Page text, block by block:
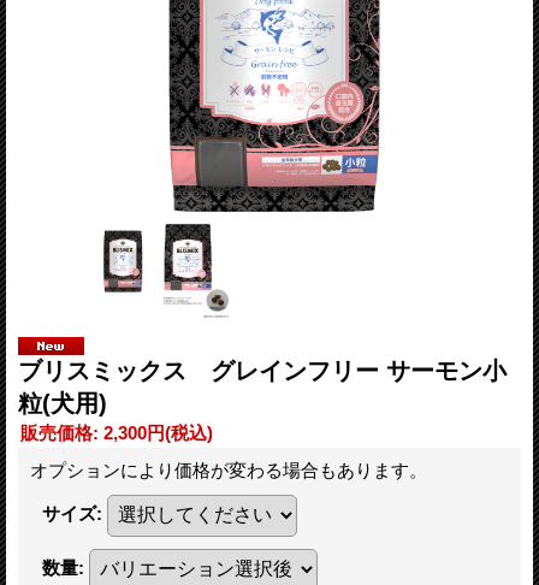
ブリスミックス グレインフリー サーモン小
粒(犬用)
販売価格: 2,300円(税込)
オプションにより価格が変わる場合もあります。
サイズ:
数量: